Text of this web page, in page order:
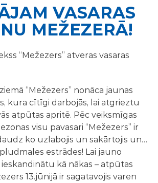
VASARAS
MEŽEZERĀ!
“Mežezers” atveras vasaras
“Mežezers” nonāca jaunas
kura cītīgi darbojās, lai atgrieztu
atpūtas apritē. Pēc veiksmīgas
visu pavasari “Mežezers” ir
ko uzlabojis un sakārtojis un…
estrādes! Lai jauno
kā nākas – atpūtas
13.jūnijā ir sagatavojis varen